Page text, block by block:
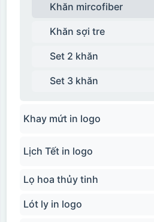
Khăn mircofiber
Khăn sợi tre
Set 2 khăn
Set 3 khăn
Khay mứt in logo
Lịch Tết in logo
Lọ hoa thủy tinh
Lót ly in logo